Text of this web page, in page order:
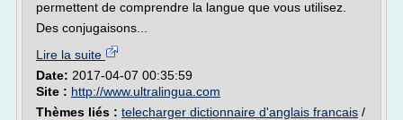
permettent de comprendre la langue que vous utilisez.
Des conjugaisons...
Lire la suite
Date: 2017-04-07 00:35:59
Site : http://www.ultralingua.com
Thèmes liés : telecharger dictionnaire d'anglais francais /